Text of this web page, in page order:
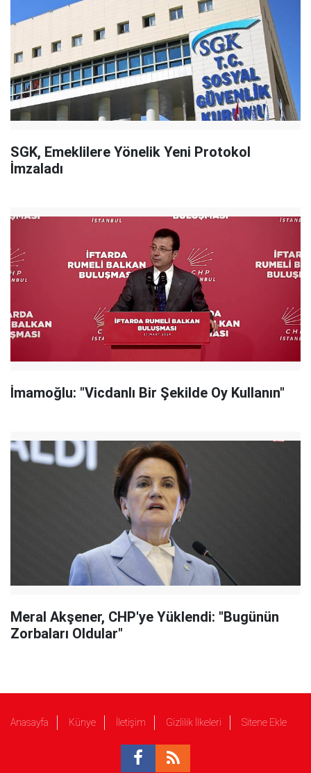
SGK, Emeklilere Yönelik Yeni Protokol
İmzaladı
İmamoğlu: "Vicdanlı Bir Şekilde Oy Kullanın"
Meral Akşener, CHP'ye Yüklendi: "Bugünün
Zorbaları Oldular"
Anasayfa Künye İletişim Gizlilik İlkeleri Sitene Ekle